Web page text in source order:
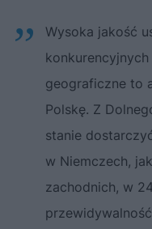
Wysoka jakość
geograficzne to
Polskę. Z
stanie
w Niemczech,
zachodnich, w